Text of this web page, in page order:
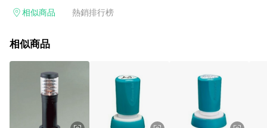
相似商品 熱銷排行榜
相似商品